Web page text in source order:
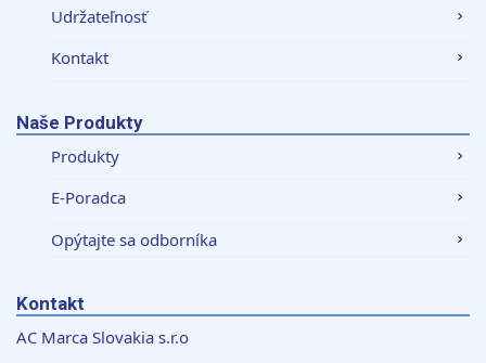
Udržateľnosť
Kontakt
Naše Produkty
Produkty
E-Poradca
Opýtajte sa odborníka
Kontakt
AC Marca Slovakia s.r.o